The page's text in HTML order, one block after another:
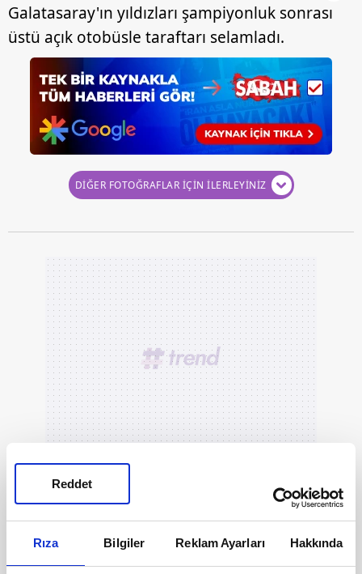
Rıza Bilgiler Reklam Ayarları Hakkında
Reddet
Galatasaray'ın yıldızları şampiyonluk sonrası
üstü açık otobüsle taraftarı selamladı.
DİĞER FOTOĞRAFLAR İÇİN İLERLEYİNİZ